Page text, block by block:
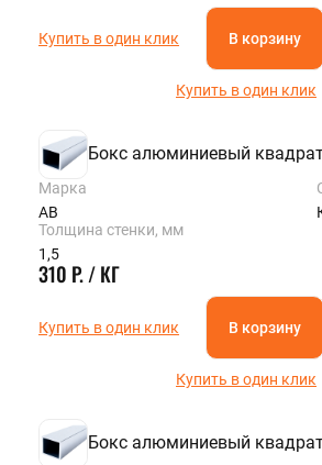
Купить в один клик В корзину
Купить в один клик
Бокс алюминиевый
Марка
АВ
Толщина стенки, мм
1,5
310 Р. / КГ
Купить в один клик В корзину
Купить в один клик
Бокс алюминиевый